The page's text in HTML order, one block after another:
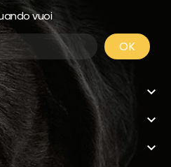
vuoi


